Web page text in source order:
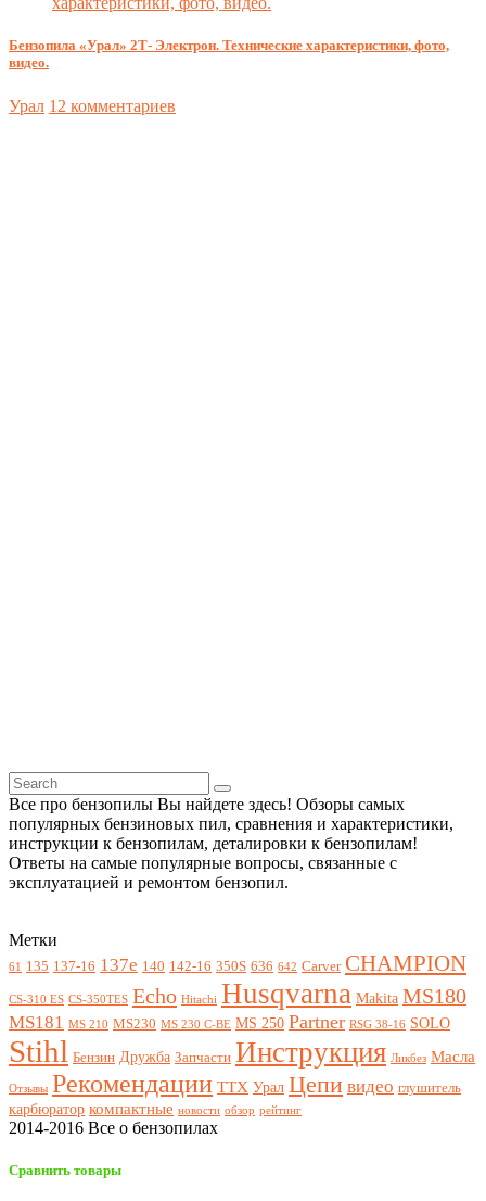
Бензопила «Урал» 2Т- Электрон. Технические характеристики, фото,
видео.
Урал 12 комментариев
Все про бензопилы Вы найдете здесь! Обзоры самых
популярных бензиновых пил, сравнения и характеристики,
инструкции к бензопилам, деталировки к бензопилам!
Ответы на самые популярные вопросы, связанные с
эксплуатацией и ремонтом бензопил.
Метки
61 135 137-16 137e 140 142-16 350S 636 642 Carver CHAMPION
CS-310 ES CS-350TES Echo Hitachi Husqvarna Makita MS180
MS181 MS 210 MS230 MS 230 C-BE MS 250 Partner RSG 38-16 SOLO
Stihl Бензин Дружба Запчасти Инструкция Ликбез Масла
Отзывы Рекомендации ТТХ Урал Цепи видео глушитель
карбюратор компактные новости обзор рейтинг
2014-2016 Все о бензопилах
Сравнить товары